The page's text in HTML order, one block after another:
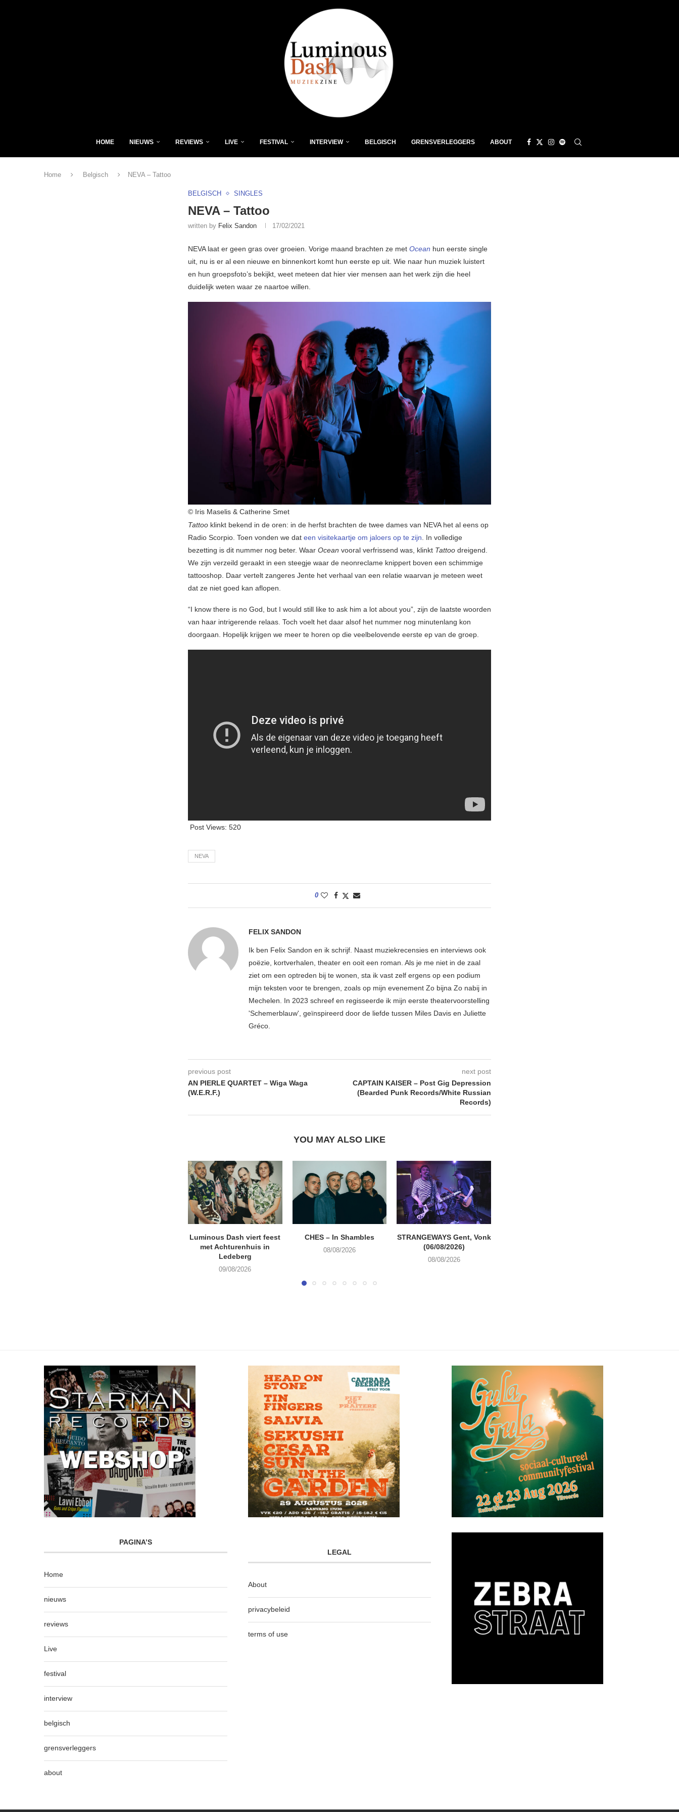
HOME NIEUWS REVIEWS LIVE FESTIVAL INTERVIEW BELGISCH GRENSVERLEGGERS ABOUT
Home Belgisch NEVA – Tattoo
BELGISCH SINGLES
NEVA – Tattoo
written by Felix Sandon 17/02/2021
NEVA laat er geen gras over groeien. Vorige maand brachten ze met Ocean hun eerste single
uit, nu is er al een nieuwe en binnenkort komt hun eerste ep uit. Wie naar hun muziek luistert
en hun groepsfoto’s bekijkt, weet meteen dat hier vier mensen aan het werk zijn die heel
duidelijk weten waar ze naartoe willen.
© Iris Maselis & Catherine Smet
Tattoo klinkt bekend in de oren: in de herfst brachten de twee dames van NEVA het al eens op
Radio Scorpio. Toen vonden we dat een visitekaartje om jaloers op te zijn . In volledige
bezetting is dit nummer nog beter. Waar Ocean vooral verfrissend was, klinkt Tattoo dreigend.
We zijn verzeild geraakt in een steegje waar de neonreclame knippert boven een schimmige
tattooshop. Daar vertelt zangeres Jente het verhaal van een relatie waarvan je meteen weet
dat ze niet goed kan aflopen.
“I know there is no God, but I would still like to ask him a lot about you”, zijn de laatste woorden
van haar intrigerende relaas. Toch voelt het daar alsof het nummer nog minutenlang kon
doorgaan. Hopelijk krijgen we meer te horen op die veelbelovende eerste ep van de groep.
Post Views: 520
NEVA
0
FELIX SANDON
Ik ben Felix Sandon en ik schrijf. Naast muziekrecensies en interviews ook
poëzie, kortverhalen, theater en ooit een roman. Als je me niet in de zaal
ziet om een optreden bij te wonen, sta ik vast zelf ergens op een podium
mijn teksten voor te brengen, zoals op mijn evenement Zo bijna Zo nabij in
Mechelen. In 2023 schreef en regisseerde ik mijn eerste theatervoorstelling
'Schemerblauw', geïnspireerd door de liefde tussen Miles Davis en Juliette
Gréco.
previous post
AN PIERLE QUARTET – Wiga Waga
(W.E.R.F.)
next post
CAPTAIN KAISER – Post Gig Depression
(Bearded Punk Records/White Russian
Records)
YOU MAY ALSO LIKE
Luminous Dash viert feest
met Achturenhuis in
Ledeberg
09/08/2026
CHES – In Shambles
08/08/2026
STRANGEWAYS Gent, Vonk
(06/08/2026)
08/08/2026
PAGINA’S
Home
nieuws
reviews
Live
festival
interview
belgisch
grensverleggers
about
LEGAL
About
privacybeleid
terms of use